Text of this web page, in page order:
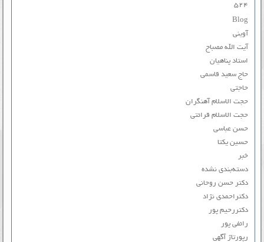
۵۲۴
Blog
آوینی
آیت الله مصباح
استاد پناهیان
حاج سعید قاسمی
حاجتی
حجت الاسلام آهنگران
حجت الاسلام قرائتی
حسن عباسی
حسین یکتا
خبر
دسته‌بندی نشده
دکتر حسن روحانی
دکتراحمدی نژاد
دکتررحیم پور
رائفی پور
رپورتاژ آگهی